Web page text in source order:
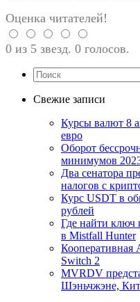
Оценка читателей!
0 из 5 звезд. 0 голосов.
Свежие записи
Курсы валют 8
евро
Оборот
минимумов
Два сенатора
налогов с
Курс USDT в
рублей
Где найти ключ
в Mistfall Hunter
Кооперативная
Switch 2
MVRDV
Шэньчжэне,